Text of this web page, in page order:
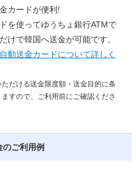
カードが便利!
を使ってゆうちょ銀行ATMで
けで韓国へ送金が可能です。
動送金カードについて詳しく
だける送金限度額・送金目的に条
すので、ご利用前にご確認くださ
のご利用例